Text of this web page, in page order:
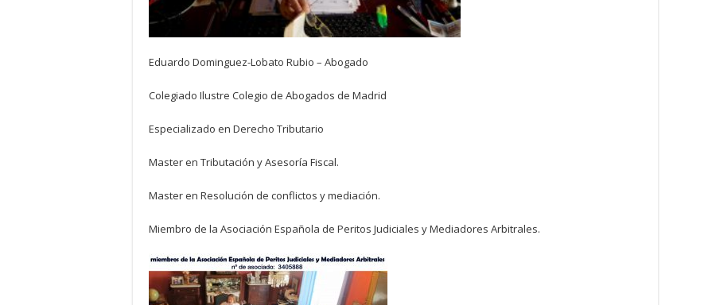
Eduardo Dominguez-Lobato Rubio – Abogado
Colegiado Ilustre Colegio de Abogados de Madrid
Especializado en Derecho Tributario
Master en Tributación y Asesoría Fiscal.
Master en Resolución de conflictos y mediación.
Miembro de la Asociación Española de Peritos Judiciales y Mediadores Arbitrales.